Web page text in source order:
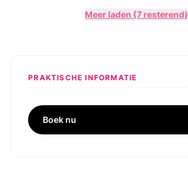
Meer laden (7 resterend)
PRAKTISCHE INFORMATIE
Boek nu